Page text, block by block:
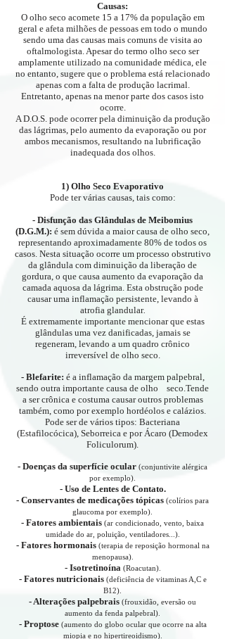
Causas:
O olho seco acomete 15 a 17% da população em
geral e afeta milhões de pessoas em todo o mundo
sendo uma das causas mais comuns de visita ao
oftalmologista. Apesar do termo olho seco ser
amplamente utilizado na comunidade médica, ele
no entanto, sugere que o problema está relacionado
apenas com a falta de produção lacrimal.
Entretanto, apenas na menor parte dos casos isto
ocorre.
A D.O.S. pode ocorrer pela diminuição da produção
das lágrimas, pelo aumento da evaporação ou por
ambos mecanismos, resultando na lubrificação
inadequada dos olhos.
1) Olho Seco Evaporativo
Pode ter várias causas, tais como:
- Disfunção das Glândulas de Meibomius
(D.G.M.): é sem dúvida a maior causa de olho seco,
representando aproximadamente 80% de todos os
casos. Nesta situação ocorre um processo obstrutivo
da glândula com diminuição da liberação de
gordura, o que causa aumento da evaporação da
camada aquosa da lágrima. Esta obstrução pode
causar uma inflamação persistente, levando à
atrofia glandular.
É extremamente importante mencionar que estas
glândulas uma vez danificadas, jamais se
regeneram, levando a um quadro crônico
irreversível de olho seco.
- Blefarite: é a inflamação da margem palpebral,
sendo outra importante causa de olho seco.Tende
a ser crônica e costuma causar outros problemas
também, como por exemplo hordéolos e calázios.
Pode ser de vários tipos: Bacteriana
(Estafilocócica), Seborreica e por Ácaro (Demodex
Foliculorum).
- Doenças da superfície ocular (conjuntivite alérgica
por exemplo).
- Uso de Lentes de Contato.
- Conservantes de medicações tópicas (colírios para
glaucoma por exemplo).
- Fatores ambientais (ar condicionado, vento, baixa
umidade do ar, poluição, ventiladores...).
- Fatores hormonais (terapia de reposição hormonal na
menopausa).
- Isotretinoína (Roacutan).
- Fatores nutricionais (deficiência de vitaminas A,C e
B12).
- Alterações palpebrais (frouxidão, eversão ou
aumento da fenda palpebral).
- Proptose (aumento do globo ocular que ocorre na alta
miopia e no hipertireoidismo).